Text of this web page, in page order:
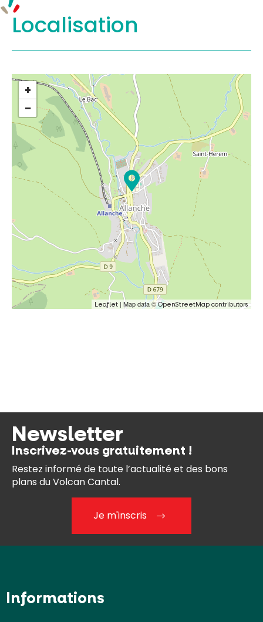
Localisation
+
−
Leaflet | Map data ©OpenStreetMap contributors
Newsletter
Inscrivez-vous gratuitement !
Restez informé de toute l’actualité et des bons
plans du Volcan Cantal.
Je m'inscris
Informations